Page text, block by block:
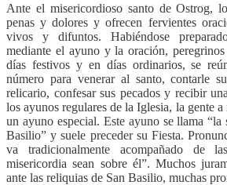
Ante el misericordioso santo de Ostrog,
penas y dolores y ofrecen fervientes
vivos y difuntos. Habiéndose
mediante el ayuno y la oración,
días festivos y en días ordinarios, se
número para venerar al santo, contarle
relicario, confesar sus pecados y recibir
los ayunos regulares de la Iglesia, la gente
un ayuno especial. Este ayuno se llama “la
Basilio” y suele preceder su Fiesta.
va tradicionalmente acompañado de
misericordia sean sobre él”. Muchos
ante las reliquias de San Basilio, muchas